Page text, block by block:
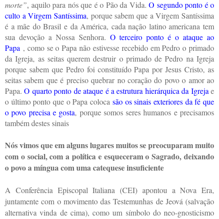
morte”, aquilo para nós que é o Pão da Vida. O segundo ponto é o
culto a Virgem Santíssima, porque sabem que a Virgem Santíssima
é a mãe do Brasil e da América, cada nação latino americana tem
sua devoção a Nossa Senhora. O terceiro ponto é o ataque ao
Papa , como se o Papa não estivesse recebido em Pedro o primado
da Igreja, as seitas querem destruir o primado de Pedro na Igreja
porque sabem que Pedro foi constituído Papa por Jesus Cristo, as
seitas sabem que é preciso quebrar no coração do povo o amor ao
Papa.O quarto ponto de ataque é a estrutura hierárquica da Igreja e
o último ponto que o Papa coloca são os sinais exteriores da fé que
o povo precisa e gosta, porque somos seres humanos e precisamos
também destes sinais
Nós vimos que em alguns lugares muitos se preocuparam muito
com o social, com a política e esqueceram o Sagrado, deixando
o povo a míngua com uma catequese insuficiente
A Conferência Episcopal Italiana (CEI) apontou a Nova Era,
juntamente com o movimento das Testemunhas de Jeová (salvação
alternativa vinda de cima), como um símbolo do neo-gnosticismo